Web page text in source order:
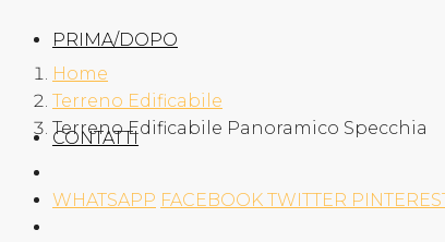
PRIMA/DOPO
CONTATTI
Home
Terreno Edificabile
Terreno Edificabile Panoramico Specchia
WHATSAPP FACEBOOK TWITTER